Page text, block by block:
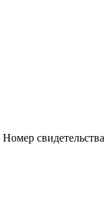
Номер свидетельства